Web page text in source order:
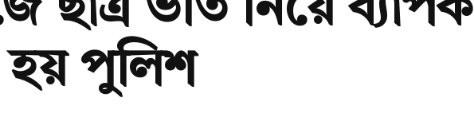
ছাত্র ভর্তি নিয়ে ব্যাপক
হয় পুলিশ